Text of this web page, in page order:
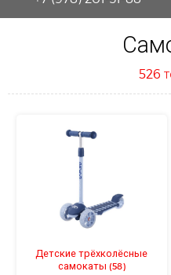
526
Детские трёхколёсные
самокаты (58)